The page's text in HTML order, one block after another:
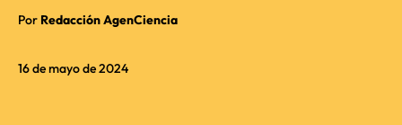
16 de mayo de 2024
Por Redacción AgenCiencia